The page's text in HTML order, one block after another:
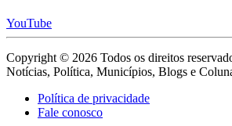
YouTube
Copyright © 2026 Todos os direitos
Notícias, Política, Municípios, Blogs e
Política de privacidade
Fale conosco